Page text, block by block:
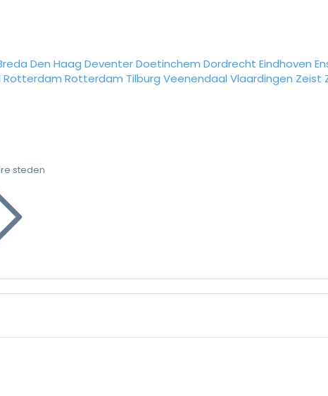
Den Haag DeventerDoetinchem Dordrecht Eindhoven
Rotterdam Rotterdam Tilburg Veenendaal Vlaardingen Zeist
steden